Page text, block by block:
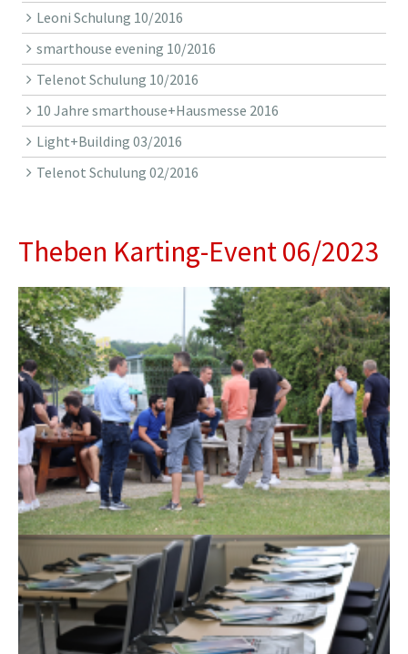
Leoni Schulung 10/2016
smarthouse evening 10/2016
Telenot Schulung 10/2016
10 Jahre smarthouse+Hausmesse 2016
Light+Building 03/2016
Telenot Schulung 02/2016
Theben Karting-Event 06/2023